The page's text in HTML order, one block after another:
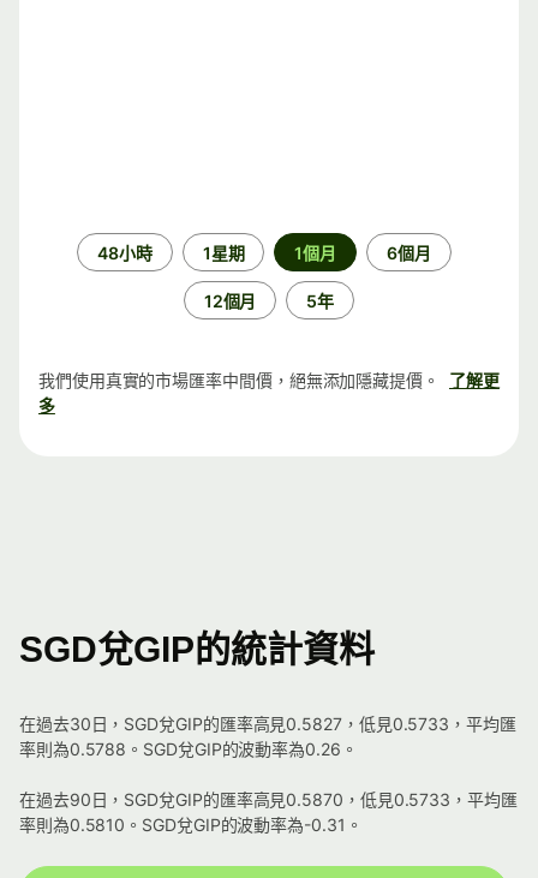
48小時 1星期 1個月 6個月
12個月 5年
我們使用真實的市場匯率中間價，絕無添加隱藏提價。
了解更
多
SGD兌GIP的統計資料
在過去30日，SGD兌GIP的匯率高見0.5827，低見0.5733，平均匯
率則為0.5788。SGD兌GIP的波動率為0.26。
在過去90日，SGD兌GIP的匯率高見0.5870，低見0.5733，平均匯
率則為0.5810。SGD兌GIP的波動率為-0.31。